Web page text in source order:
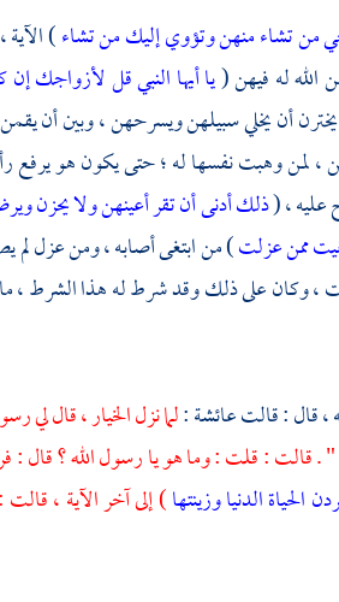
من تشاء منهن وتؤوي إليك من تشاء)
الله له فيهن (يا أيها النبي قل لأزواجك إن
أن يخلي سبيلهن ويسرحهن ، وبين أن
، لمن وهبت نفسها له ؛ حتى يكون هو يرفع
عليه ، (ذلك أدنى أن تقر أعينهن ولا يحزن
ممن عزلت) من ابتغى أصابه ، ومن عزل لم
، وكان على ذلك وقد شرط له هذا الشرط ،
، قال : قالتعائشة:لما نزل الخيار ، قال لي
. قالت : قلت : وما هو يا رسول الله ؟ قال :
الدنيا وزينتها) إلى آخر الآية ،